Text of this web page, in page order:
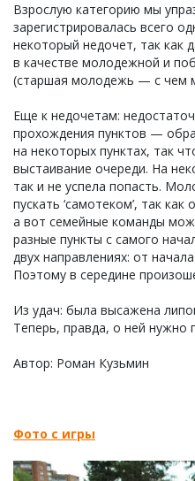
Взрослую категорию мы
зарегистрировалась всего
некоторый недочет, так как
в качестве молодежной и
(старшая молодежь — с чем
Еще к недочетам:
прохождения пунктов —
на некоторых пунктах, так
выстаивание очереди. На
так и не успела попасть.
пускать ‘самотеком’, так
а вот семейные команды
разные пункты с самого
двух направлениях: от
Поэтому в середине
Из удач: была высажена
Теперь, правда, о ней нужно
Автор: Роман Кузьмин
Фото с игры